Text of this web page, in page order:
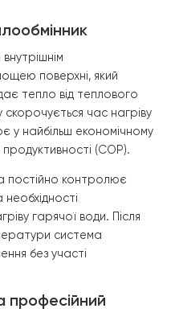
гарячого
проєкту стала
водопостачання та
взаємодіє
метою було
скорочення часу
стабільного гарячого